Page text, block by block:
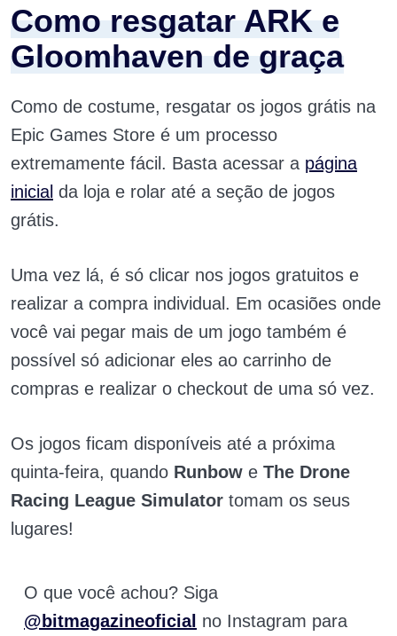
Como resgatar ARK e
Gloomhaven de graça
Como de costume, resgatar os jogos grátis na
Epic Games Store é um processo
extremamente fácil. Basta acessar a página
inicial da loja e rolar até a seção de jogos
grátis.
Uma vez lá, é só clicar nos jogos gratuitos e
realizar a compra individual. Em ocasiões onde
você vai pegar mais de um jogo também é
possível só adicionar eles ao carrinho de
compras e realizar o checkout de uma só vez.
Os jogos ficam disponíveis até a próxima
quinta-feira, quando Runbow e The Drone
Racing League Simulator tomam os seus
lugares!
O que você achou? Siga
@bitmagazineoficial no Instagram para